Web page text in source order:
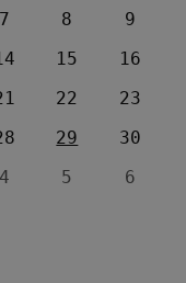
7 8
9
15
16
22
23
29
30
4 5 6